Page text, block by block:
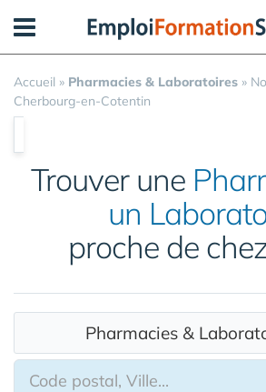
Accueil » Pharmacies & Laboratoires »
Cherbourg-en-Cotentin
Trouver une
un
proche de
Pharmacies &